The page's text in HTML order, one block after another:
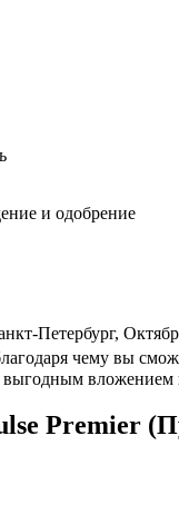
и одобрение
Петербург,
чему вы
выгодным вложением
Premier